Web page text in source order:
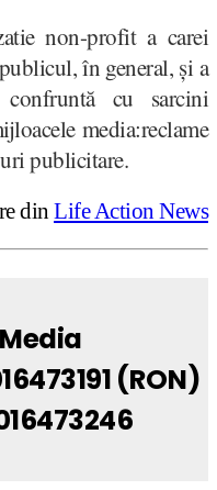
non-profit a carei
în general, și a
cu sarcini
media:reclame
publicitare.
din Life Action News
(RON)